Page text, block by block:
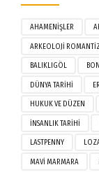
AHAMENIŞLER
ARKEOLOJI
BALIKLIGÖL
DÜNYA TARIHI
HUKUK VE DÜZEN
INSANLIK TARIHI
LASTPENNY
MAVI MARMARA